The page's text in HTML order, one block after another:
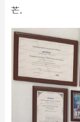
芒。